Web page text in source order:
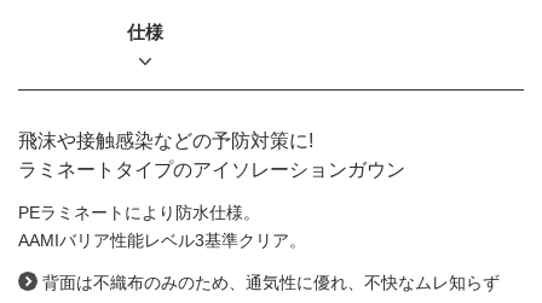
仕様
飛沫や接触感染などの予防対策に!
ラミネートタイプのアイソレーションガウン
PEラミネートにより防水仕様。
AAMIバリア性能レベル3基準クリア。
背面は不織布のみのため、通気性に優れ、不快なムレ知らず